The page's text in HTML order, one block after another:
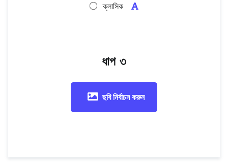
ক্লাসিক
ধাপ ৩
ছবি নির্বাচন করুন